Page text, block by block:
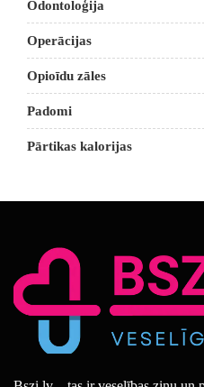
Odontoloģija
Operācijas
Opioīdu zāles
Padomi
Pārtikas kalorijas